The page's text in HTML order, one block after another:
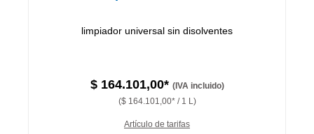
limpiador universal sin disolventes
$ 164.101,00* (IVA incluido)
($ 164.101,00* / 1 L)
Artículo de tarifas